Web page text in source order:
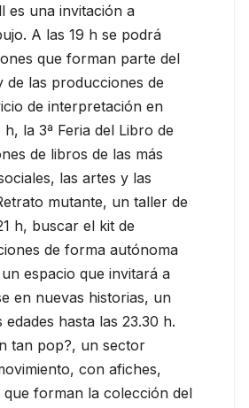
es una invitación a
A las 19 h se podrá
que forman parte del
de las producciones de
de interpretación en
la 3ª Feria del Libro de
de libros de las más
las artes y las
mutante, un taller de
h, buscar el kit de
de forma autónoma
espacio que invitará a
en nuevas historias, un
hasta las 23.30 h.
tan pop?, un sector
con afiches,
forman la colección del